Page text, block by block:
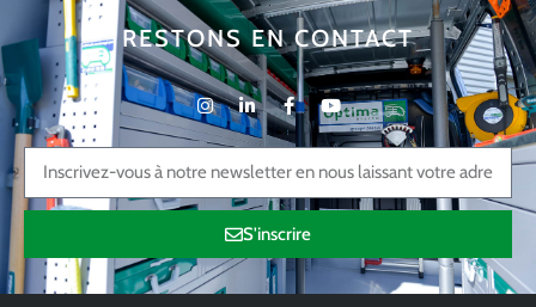
RESTONS EN CONTACT
S'inscrire